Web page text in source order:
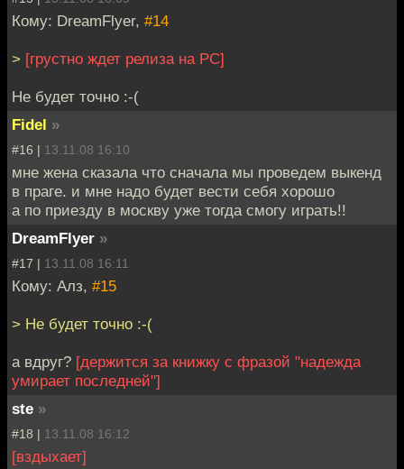
Кому: DreamFlyer, #14
> [грустно ждет релиза на PC]
Не будет точно :-(
Fidel »
#16 | 13.11.08 16:10
мне жена сказала что сначала мы проведем выкенд
в праге. и мне надо будет вести себя хорошо
а по приезду в москву уже тогда смогу играть!!
DreamFlyer »
#17 | 13.11.08 16:11
Кому: Алз, #15
> Не будет точно :-(
а вдруг? [держится за книжку с фразой "надежда
умирает последней"]
ste »
#18 | 13.11.08 16:12
[вздыхает]